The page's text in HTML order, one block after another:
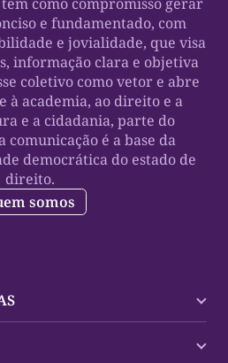
e fundamentado, com
e jovialidade, que visa
informação clara e objetiva
coletivo como vetor e abre
à academia, ao direito e a
e a cidadania, parte do
comunicação é a base da
democrática do estado de
direito.
somos